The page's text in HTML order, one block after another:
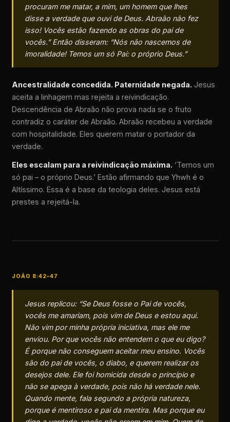
procuram me matar, a mim, um homem que lhes
disse a verdade que ouvi de Deus. Abraão não fez
isso! Vocês estão fazendo as obras do pai de
vocês.” Então disseram: “Nós não nascemos de
imoralidade! Temos um só Pai: o próprio Deus.”
Ancestralidade concedida. Paternidade negada. Jesus
aceita a linhagem mas rejeita a reivindicação.
Descendência de Abraão não prova nada se o fruto
contradiz o caráter de Abraão. Abraão recebeu a verdade
com hospitalidade. Eles querem matar o portador da
verdade.
Eles escalam para a reivindicação máxima. ‘Temos um
só pai – o próprio Deus.’ Estão afirmando que Yhwh é o
Altíssimo. Essa é a base da teologia deles. Jesus está
prestes a rejeitá-la.
JOÃO 8:42–47
Jesus replicou: “Se Deus fosse o Pai de vocês,
vocês me amariam, pois vim de Deus e estou aqui.
Não vim por minha própria iniciativa, mas ele me
enviou. Por que vocês não entendem o que eu digo?
É porque não conseguem aceitar meu ensino. Vocês
são do pai de vocês, o diabo, e querem realizar os
desejos dele. Ele foi homicida desde o princípio e
não se apega à verdade, pois não há verdade nele.
Quando mente, fala segundo a própria natureza,
porque é mentiroso e pai da mentira. Mas porque eu